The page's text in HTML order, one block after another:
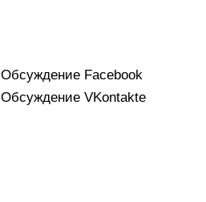
Обсуждение Facebook
Обсуждение VKontakte